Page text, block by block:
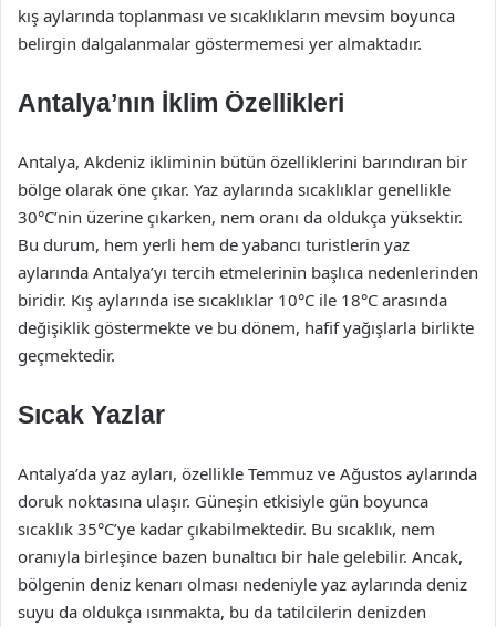
kış aylarında toplanması ve sıcaklıkların mevsim boyunca
belirgin dalgalanmalar göstermemesi yer almaktadır.
Antalya’nın İklim Özellikleri
Antalya, Akdeniz ikliminin bütün özelliklerini barındıran bir
bölge olarak öne çıkar. Yaz aylarında sıcaklıklar genellikle
30°C’nin üzerine çıkarken, nem oranı da oldukça yüksektir.
Bu durum, hem yerli hem de yabancı turistlerin yaz
aylarında Antalya’yı tercih etmelerinin başlıca nedenlerinden
biridir. Kış aylarında ise sıcaklıklar 10°C ile 18°C arasında
değişiklik göstermekte ve bu dönem, hafif yağışlarla birlikte
geçmektedir.
Sıcak Yazlar
Antalya’da yaz ayları, özellikle Temmuz ve Ağustos aylarında
doruk noktasına ulaşır. Güneşin etkisiyle gün boyunca
sıcaklık 35°C’ye kadar çıkabilmektedir. Bu sıcaklık, nem
oranıyla birleşince bazen bunaltıcı bir hale gelebilir. Ancak,
bölgenin deniz kenarı olması nedeniyle yaz aylarında deniz
suyu da oldukça ısınmakta, bu da tatilcilerin denizden